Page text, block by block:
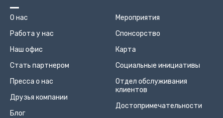
О нас
Работа у нас
Наш офис
Стать партнером
Пресса о нас
Друзья компании
Блог
Мероприятия
Спонсорство
Карта
Социальные инициативы
Отдел обслуживания
клиентов
Достопримечательности